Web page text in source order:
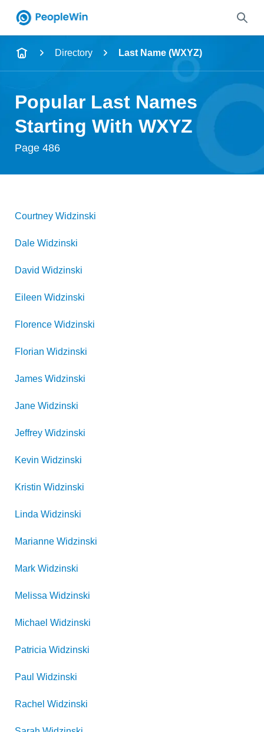
Name
City & State
Directory Last Name (WXYZ)
Popular Last Names
Starting With WXYZ
Page 486
Courtney Widzinski
Dale Widzinski
David Widzinski
Eileen Widzinski
Florence Widzinski
Florian Widzinski
James Widzinski
Jane Widzinski
Jeffrey Widzinski
Kevin Widzinski
Kristin Widzinski
Linda Widzinski
Marianne Widzinski
Mark Widzinski
Melissa Widzinski
Michael Widzinski
Patricia Widzinski
Paul Widzinski
Rachel Widzinski